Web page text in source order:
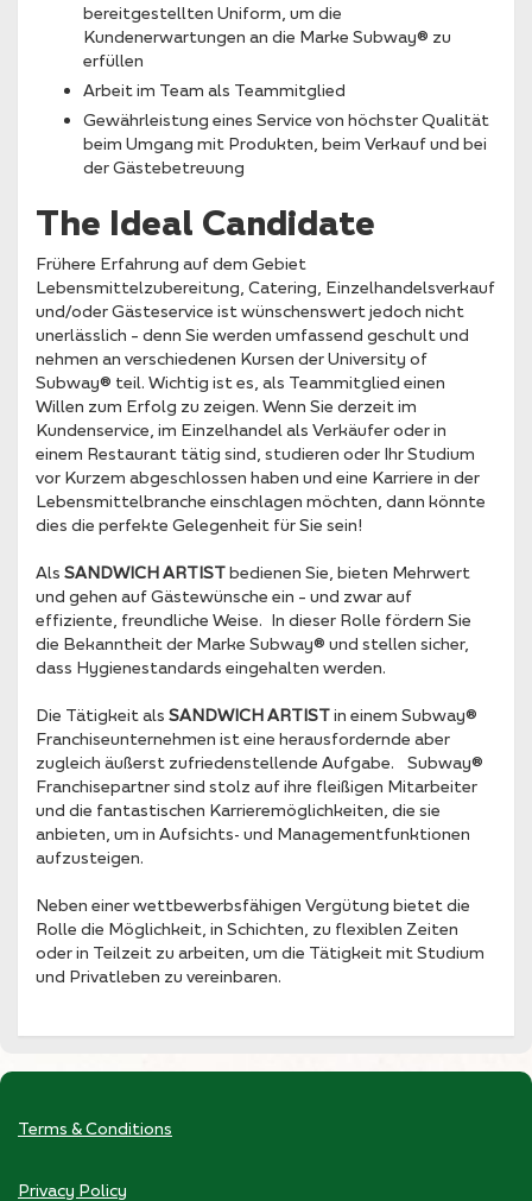
bereitgestellten Uniform, um die
Kundenerwartungen an die Marke Subway® zu
erfüllen
Arbeit im Team als Teammitglied
Gewährleistung eines Service von höchster Qualität
beim Umgang mit Produkten, beim Verkauf und bei
der Gästebetreuung
The Ideal Candidate
Frühere Erfahrung auf dem Gebiet
Lebensmittelzubereitung, Catering, Einzelhandelsverkauf
und/oder Gästeservice ist wünschenswert jedoch nicht
unerlässlich – denn Sie werden umfassend geschult und
nehmen an verschiedenen Kursen der University of
Subway® teil. Wichtig ist es, als Teammitglied einen
Willen zum Erfolg zu zeigen. Wenn Sie derzeit im
Kundenservice, im Einzelhandel als Verkäufer oder in
einem Restaurant tätig sind, studieren oder Ihr Studium
vor Kurzem abgeschlossen haben und eine Karriere in der
Lebensmittelbranche einschlagen möchten, dann könnte
dies die perfekte Gelegenheit für Sie sein!
Als SANDWICH ARTISTbedienen Sie, bieten Mehrwert
und gehen auf Gästewünsche ein – und zwar auf
effiziente, freundliche Weise. In dieser Rolle fördern Sie
die Bekanntheit der Marke Subway® und stellen sicher,
dass Hygienestandards eingehalten werden.
Die Tätigkeit als SANDWICH ARTISTin einem Subway®
Franchiseunternehmen ist eine herausfordernde aber
zugleich äußerst zufriedenstellende Aufgabe. Subway®
Franchisepartner sind stolz auf ihre fleißigen Mitarbeiter
und die fantastischen Karrieremöglichkeiten, die sie
anbieten, um in Aufsichts- und Managementfunktionen
aufzusteigen.
Neben einer wettbewerbsfähigen Vergütung bietet die
Rolle die Möglichkeit, in Schichten, zu flexiblen Zeiten
oder in Teilzeit zu arbeiten, um die Tätigkeit mit Studium
und Privatleben zu vereinbaren.
Terms & Conditions
Privacy Policy